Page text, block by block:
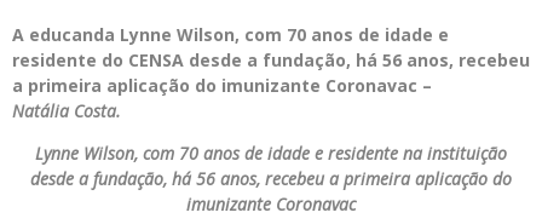
A educanda Lynne Wilson, com 70 anos de idade e
residente do CENSA desde a fundação, há 56 anos, recebeu
a primeira aplicação do imunizante Coronavac –
Natália Costa.
Lynne Wilson, com 70 anos de idade e residente na instituição
desde a fundação, há 56 anos, recebeu a primeira aplicação do
imunizante Coronavac